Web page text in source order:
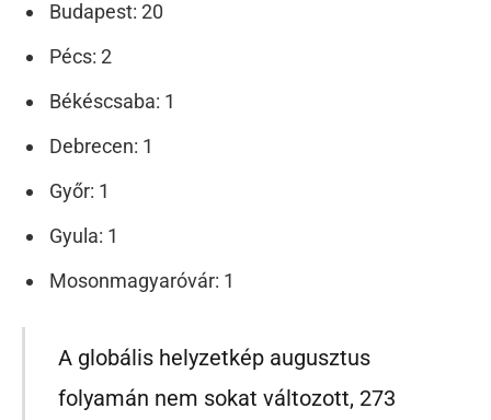
Budapest: 20
Pécs: 2
Békéscsaba: 1
Debrecen: 1
Győr: 1
Gyula: 1
Mosonmagyaróvár: 1
A globális helyzetkép augusztus
folyamán nem sokat változott, 273